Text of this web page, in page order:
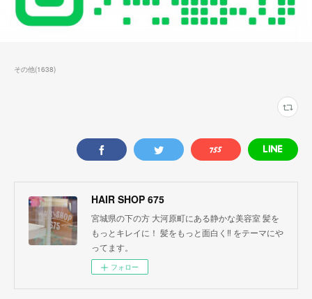
その他(1638)
HAIR SHOP 675
宮城県の下の方 大河原町にある静かな美容室 髪を
もっとキレイに！ 髪をもっと面白く‼︎ をテーマにや
ってます。
フォロー